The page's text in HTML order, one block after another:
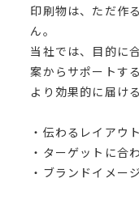
印刷物は、ただ作
ん。
当社では、目的に
案からサポートす
より効果的に届け
・伝わるレイアウ
・ターゲットに合
・ブランドイメー